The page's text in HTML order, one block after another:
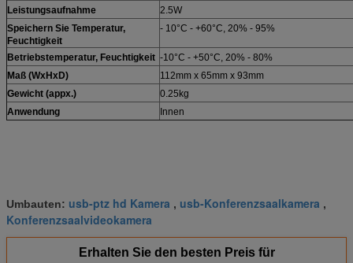
Leistungsaufnahme
2.5W
Speichern Sie Temperatur,
Feuchtigkeit
- 10°C - +60°C, 20% - 95%
Betriebstemperatur, Feuchtigkeit -10°C - +50°C, 20% - 80%
Maß (WxHxD)
112mm x 65mm x 93mm
Gewicht (appx.)
0.25kg
Anwendung
Innen
Umbauten: usb-ptz hd Kamera , usb-Konferenzsaalkamera ,
Konferenzsaalvideokamera
Erhalten Sie den besten Preis für